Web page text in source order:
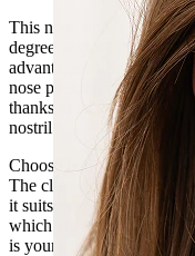
This nose stud is L-
degree angle. This
advantages. It's
nose piercing better than
thanks to its design, the
nostril.
Choose between two
The clear stone is perfect
it suits every outfit.
which are less popular
is yours: select your